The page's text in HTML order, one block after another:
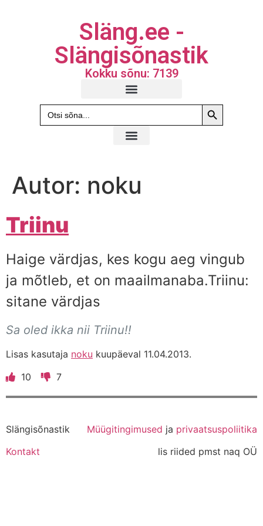
Släng.ee -
Slängisõnastik
Kokku sõnu: 7139
Search
for:
Search
Autor: noku
Triinu
Haige värdjas, kes kogu aeg vingub
ja mõtleb, et on maailmanaba.Triinu:
sitane värdjas
Sa oled ikka nii Triinu!!
Lisas kasutaja noku kuupäeval 11.04.2013.
10
7
Slängisõnastik Müügitingimused ja privaatsuspoliitika
Kontakt
lis riided pmst naq OÜ